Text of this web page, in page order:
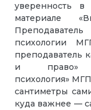
уверенность
материале
психологии
преподаватель
и право»
психология»
сантиметры
куда важнее —